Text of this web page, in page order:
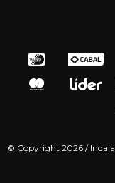
© Copyright 2026 /